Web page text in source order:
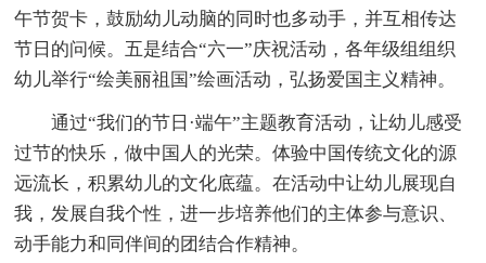
午节贺卡，鼓励幼儿动脑的同时也多动手，并互相传达
节日的问候。五是结合“六一”庆祝活动，各年级组组织
幼儿举行“绘美丽祖国”绘画活动，弘扬爱国主义精神。
通过“我们的节日·端午”主题教育活动，让幼儿感受
过节的快乐，做中国人的光荣。体验中国传统文化的源
远流长，积累幼儿的文化底蕴。在活动中让幼儿展现自
我，发展自我个性，进一步培养他们的主体参与意识、
动手能力和同伴间的团结合作精神。